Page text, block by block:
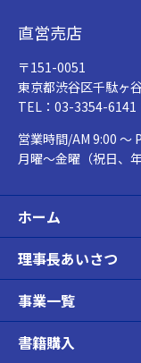
直営売店
〒151-0051
東京都渋谷区千駄ヶ
TEL：03-3354-
営業時間/AM 9:00 ～
月曜～金曜（祝日、
ホーム
理事長あいさつ
事業一覧
書籍購入